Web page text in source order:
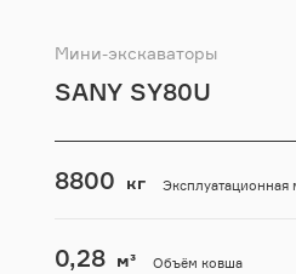
Мини-экскаваторы
SANY SY80U
Эксплуатационная
8800 кг
Объём ковша
0,28 м³